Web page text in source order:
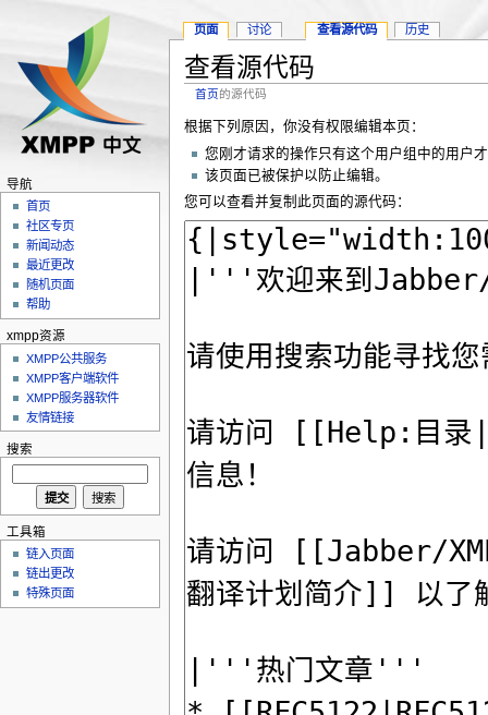
查看源代码
首页的源代码
根据下列原因，你没有权限编辑本页：
您刚才请求的操作只有这个用户组中的用户
该页面已被保护以防止编辑。
您可以查看并复制此页面的源代码：
页面 讨论 查看源代码 历史
导航
首页
社区专页
新闻动态
最近更改
随机页面
帮助
xmpp资源
XMPP公共服务
XMPP客户端软件
XMPP服务器软件
友情链接
搜索
工具箱
链入页面
链出更改
特殊页面